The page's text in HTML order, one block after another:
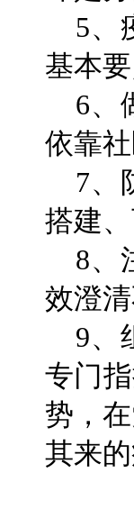
5、
基本
6、
依靠
7、
搭建
8、
效澄
9、
专门
势，
其来的